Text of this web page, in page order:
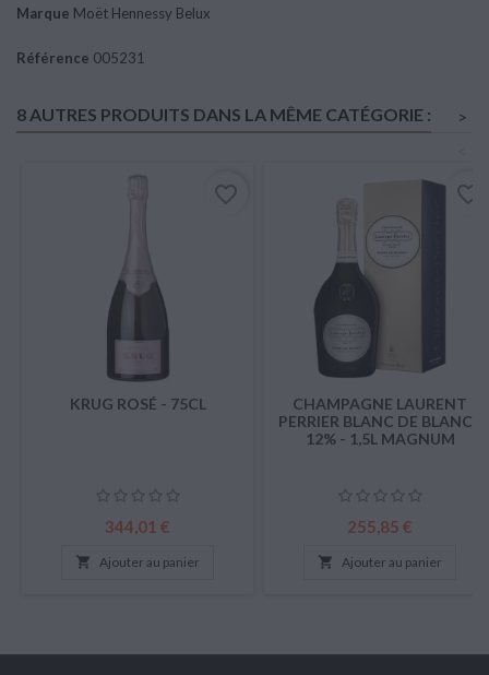
Marque Moët Hennessy Belux
Référence 005231
8 AUTRES PRODUITS DANS LA MÊME CATÉGORIE :
>
KRUG ROSÉ - 75CL
Prix
344,01 €
 Ajouter au panier
favorite_border
CHAMPAGNE LAURENT
PERRIER BLANC DE BLANC -
12% - 1,5L MAGNUM
Prix
255,85 €
 Ajouter au panier
favorite_border